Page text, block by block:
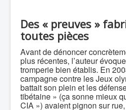
Des « preuves »
toutes pièces
Avant de dénoncer
plus récentes, l’auteur
tromperie bien établis. En
campagne contre les Jeux
battait son plein et les
tibétaine » (ça sonne mieux
CIA ») avaient pignon sur